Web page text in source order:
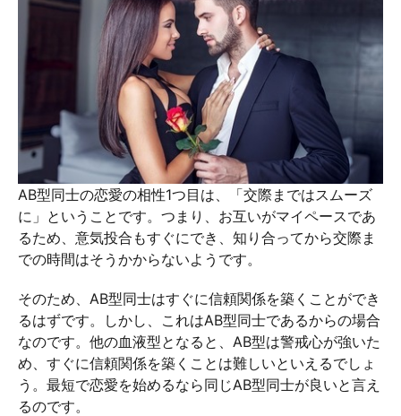
AB型同士の恋愛の相性1つ目は、「交際まではスムーズ
に」ということです。つまり、お互いがマイペースであ
るため、意気投合もすぐにでき、知り合ってから交際ま
での時間はそうかからないようです。
そのため、AB型同士はすぐに信頼関係を築くことができ
るはずです。しかし、これはAB型同士であるからの場合
なのです。他の血液型となると、AB型は警戒心が強いた
め、すぐに信頼関係を築くことは難しいといえるでしょ
う。最短で恋愛を始めるなら同じAB型同士が良いと言え
るのです。